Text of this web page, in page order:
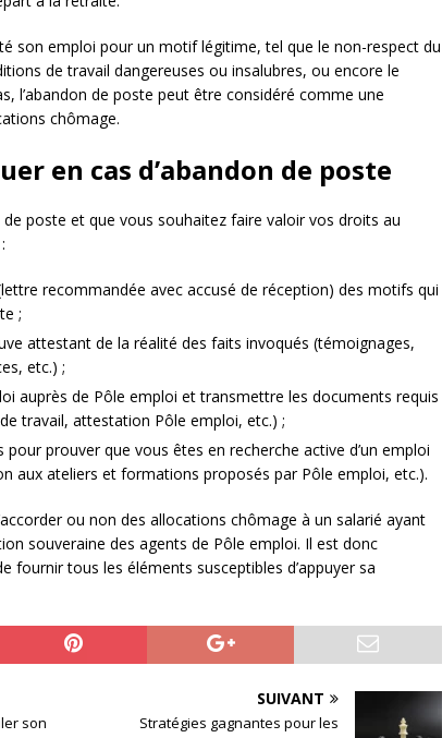
son emploi pour un motif légitime, tel que le non-respect du
de travail dangereuses ou insalubres, ou encore le
l’abandon de poste peut être considéré comme une
chômage.
en cas d’abandon de poste
poste et que vous souhaitez faire valoir vos droits au
recommandée avec accusé de réception) des motifs qui
;
attestant de la réalité des faits invoqués (témoignages,
etc.) ;
auprès de Pôle emploi et transmettre les documents requis
travail, attestation Pôle emploi, etc.) ;
prouver que vous êtes en recherche active d’un emploi
aux ateliers et formations proposés par Pôle emploi, etc.).
ou non des allocations chômage à un salarié ayant
souveraine des agents de Pôle emploi. Il est donc
fournir tous les éléments susceptibles d’appuyer sa
son
SUIVANT
Stratégies gagnantes pour les